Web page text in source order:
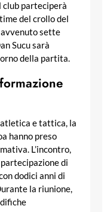
club parteciperà
del crollo del
sette
Sucu sarà
della partita.
e tattica, la
hanno preso
L’incontro,
di
dodici anni di
la riunione,